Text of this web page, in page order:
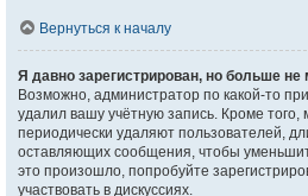
Вернуться к началу
Я давно зарегистрирован, но больше не
Возможно, администратор по какой-то
удалил вашу учётную запись. Кроме того,
периодически удаляют пользователей,
оставляющих сообщения, чтобы
это произошло, попробуйте
участвовать в дискуссиях.